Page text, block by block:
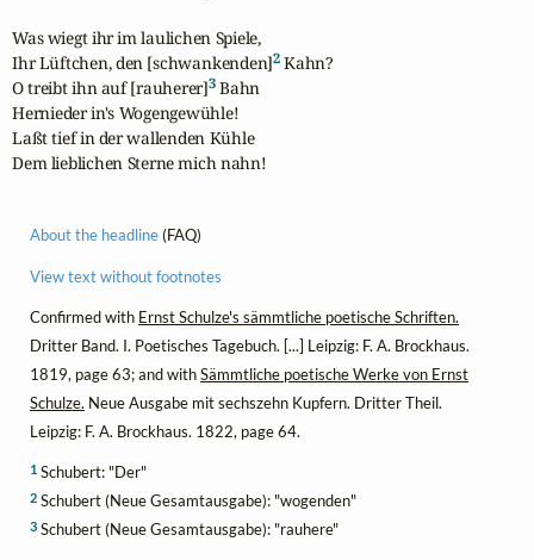
Was wiegt ihr im laulichen Spiele,
Ihr Lüftchen, den [schwankenden]2 Kahn?
O treibt ihn auf [rauherer]3 Bahn
Hernieder in's Wogengewühle!
Laßt tief in der wallenden Kühle
Dem lieblichen Sterne mich nahn!
About the headline(FAQ)
View text without footnotes
Confirmed with Ernst Schulze's sämmtliche poetische Schriften.
Dritter Band. I. Poetisches Tagebuch. [...] Leipzig: F. A. Brockhaus.
1819, page 63; and withSämmtliche poetische Werke von Ernst
Schulze. Neue Ausgabe mit sechszehn Kupfern. Dritter Theil.
Leipzig: F. A. Brockhaus. 1822, page 64.
1 Schubert: "Der"
2 Schubert (Neue Gesamtausgabe): "wogenden"
3 Schubert (Neue Gesamtausgabe): "rauhere"